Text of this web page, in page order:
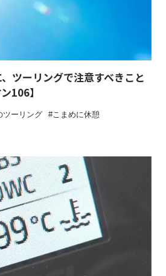
ツーリングで注意すべきこと
106】
ツーリング
こまめに休憩